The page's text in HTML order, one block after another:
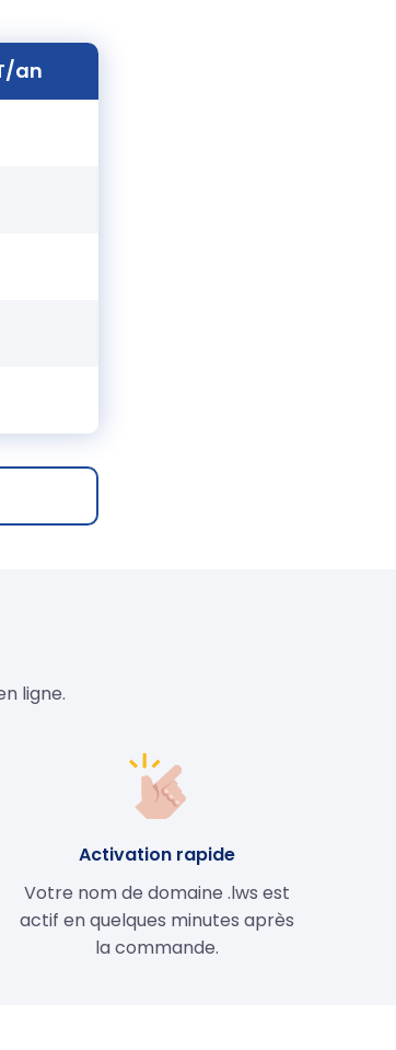
an
ligne.
Activation rapide
Votre nom de domaine .lws est
actif en quelques minutes après
la commande.